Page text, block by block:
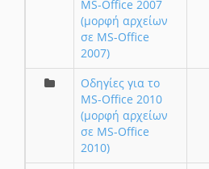
MS-Office 2007
(μορφή αρχείων
σε MS-Office
2007)
Οδηγίες για το
MS-Office 2010
(μορφή αρχείων
σε MS-Office
2010)